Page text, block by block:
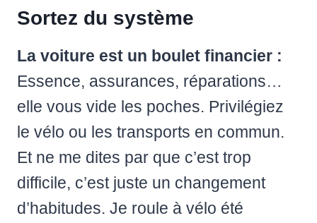
Sortez du système
La voiture est un boulet financier :
Essence, assurances, réparations…
elle vous vide les poches. Privilégiez
le vélo ou les transports en commun.
Et ne me dites par que c’est trop
difficile, c’est juste un changement
d’habitudes. Je roule à vélo été